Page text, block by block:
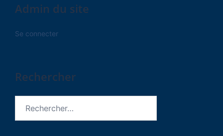
Admin du site
Se connecter
Rechercher